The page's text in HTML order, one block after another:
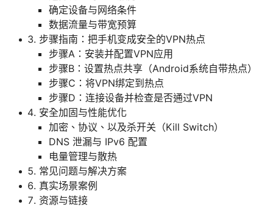
确定设备与网络条件
数据流量与带宽预算
步骤指南：把手机变成安全的VPN热点
步骤A：安装并配置VPN应用
步骤B：设置热点共享（Android系统自带热点）
步骤C：将VPN绑定到热点
步骤D：连接设备并检查是否通过VPN
安全加固与性能优化
加密、协议、以及杀开关（Kill Switch）
DNS 泄漏与 IPv6 配置
电量管理与散热
常见问题与解决方案
真实场景案例
资源与链接